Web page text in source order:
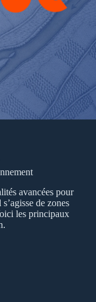
avancées pour
de zones
les principaux